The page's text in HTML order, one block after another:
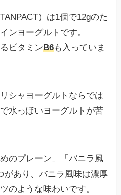
）は1個で12gのた
ンヨーグルトです。
ビタミンB6も入っていま
シャヨーグルトならでは
水っぽいヨーグルトが苦
のプレーン」「バニラ風
があり、バニラ風味は濃厚
のような味わいです。